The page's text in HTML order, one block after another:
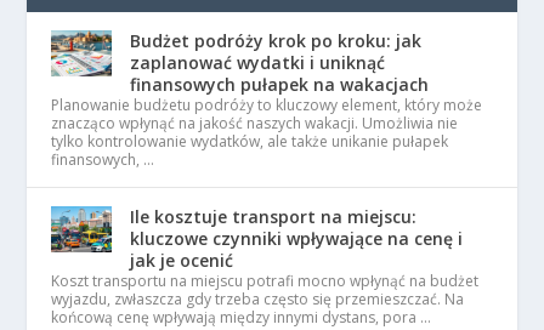
Budżet podróży krok po kroku: jak
zaplanować wydatki i uniknąć
finansowych pułapek na wakacjach
Planowanie budżetu podróży to kluczowy element, który może
znacząco wpłynąć na jakość naszych wakacji. Umożliwia nie
tylko kontrolowanie wydatków, ale także unikanie pułapek
finansowych, …
Ile kosztuje transport na miejscu:
kluczowe czynniki wpływające na cenę i
jak je ocenić
Koszt transportu na miejscu potrafi mocno wpłynąć na budżet
wyjazdu, zwłaszcza gdy trzeba często się przemieszczać. Na
końcową cenę wpływają między innymi dystans, pora …